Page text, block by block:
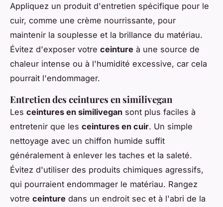
Appliquez un produit d'entretien spécifique pour le
cuir, comme une crème nourrissante, pour
maintenir la souplesse et la brillance du matériau.
Évitez d'exposer votre ceinture à une source de
chaleur intense ou à l'humidité excessive, car cela
pourrait l'endommager.
Entretien des ceintures en similivegan
Les ceintures en similivegan sont plus faciles à
entretenir que les ceintures en cuir. Un simple
nettoyage avec un chiffon humide suffit
généralement à enlever les taches et la saleté.
Évitez d'utiliser des produits chimiques agressifs,
qui pourraient endommager le matériau. Rangez
votre ceinture dans un endroit sec et à l'abri de la